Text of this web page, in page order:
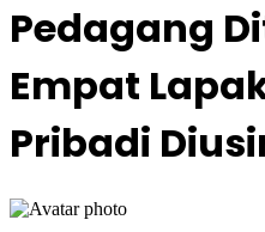
Pedagang
Empat
Pribadi